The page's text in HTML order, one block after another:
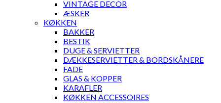
VINTAGE DECOR
ÆSKER
KØKKEN
BAKKER
BESTIK
DUGE & SERVIETTER
DÆKKESERVIETTER & BORDSKÅNERE
FADE
GLAS & KOPPER
KARAFLER
KØKKEN ACCESSOIRES